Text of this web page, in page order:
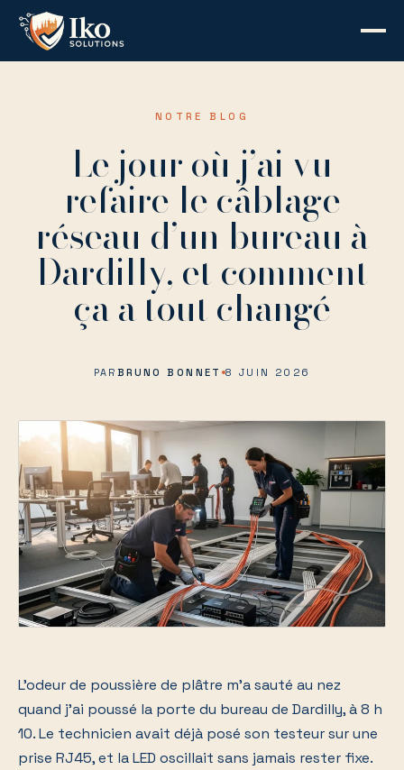
Aller
NOTRE BLOG
Le jour où j’ai vu
refaire le câblage
réseau d’un bureau à
Dardilly, et comment
ça a tout changé
PAR BRUNO BONNET 8 JUIN 2026
L'odeur de poussière de plâtre m'a sauté au nez
quand j'ai poussé la porte du bureau de Dardilly, à 8 h
10. Le technicien avait déjà posé son testeur sur une
prise RJ45, et la LED oscillait sans jamais rester fixe.